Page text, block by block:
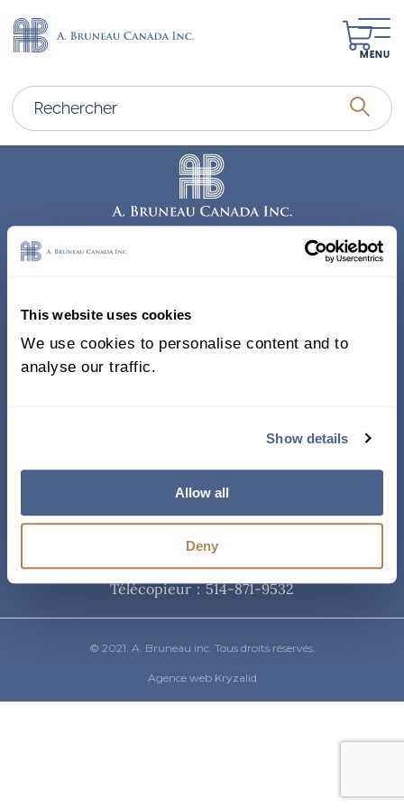
This website uses cookies
We use cookies to personalise content and to
analyse our traffic.
Show details
Allow all
Deny
MENU
338, Rue Saint-Antoine E.
Bureau 011, Montréal QC
H2Y 1A3 Canada
Téléphone
514-871-9821/ 1-800-361-8487
Télécopieur : 514-871-9532
© 2021. A. Bruneau inc. Tous droits réservés.
Agence web Kryzalid